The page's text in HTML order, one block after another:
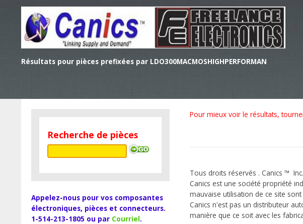
Résultats pour pièces prefixées par LDO300MACMOSHIGHPERFORMAN
Recherche de pièces
Appelez-nous pour vos composantes
électroniques, pièces et connecteurs.
1-514-213-1805 ou par Courriel.
Pour mieux voir le résultats,
Tous droits réservés . Canics ™
Canics est une société propriété
mauvaise utilisation de ce site
Canics n'est pas un distributeur
manière que ce soit avec les